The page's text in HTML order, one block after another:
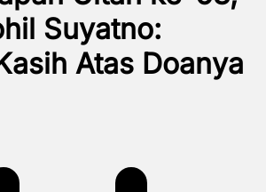
Suyatno:
Atas Doanya